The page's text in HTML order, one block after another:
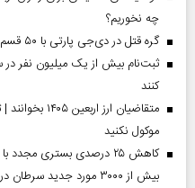
چه نخوریم؟
گره قتل در دی‌جی پارتی با ۵۰ قسم باز می‌شود
ثبت‌نام بیش از یک میلیون نفر در
کنند
متقاضیان ارز
موکول نکنید
کاهش ۲۵ درصدی بستری
بیش از ۳۰۰۰ مورد جدید سرطان در خانواده بیماران